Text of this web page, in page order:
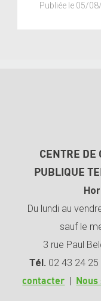
Publiée le 05/
CENTRE DE
PUBLIQUE
Du lundi au
sauf le
3 rue Paul
Tél. 02 43 24
contacter